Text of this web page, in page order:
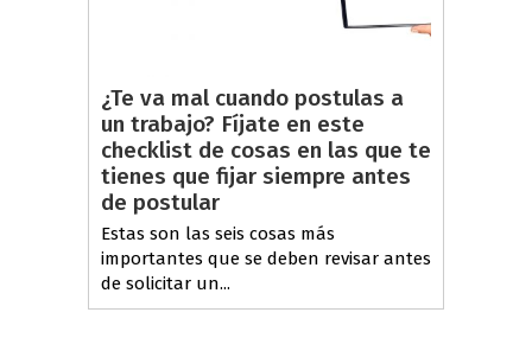
¿Te va mal cuando postulas a
un trabajo? Fíjate en este
checklist de cosas en las que te
tienes que fijar siempre antes
de postular
Estas son las seis cosas más
importantes que se deben revisar antes
de solicitar un...